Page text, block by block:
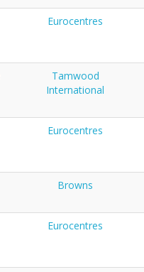
Eurocentres
Tamwood
International
Eurocentres
Browns
Eurocentres